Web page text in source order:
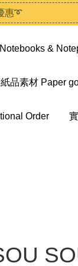
惠➰
&
紙品素材 Paper
Order